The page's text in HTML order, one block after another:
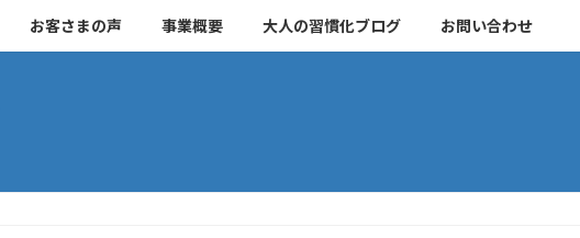
お客さまの声 事業概要 大人の習慣化ブログ お問い合わせ